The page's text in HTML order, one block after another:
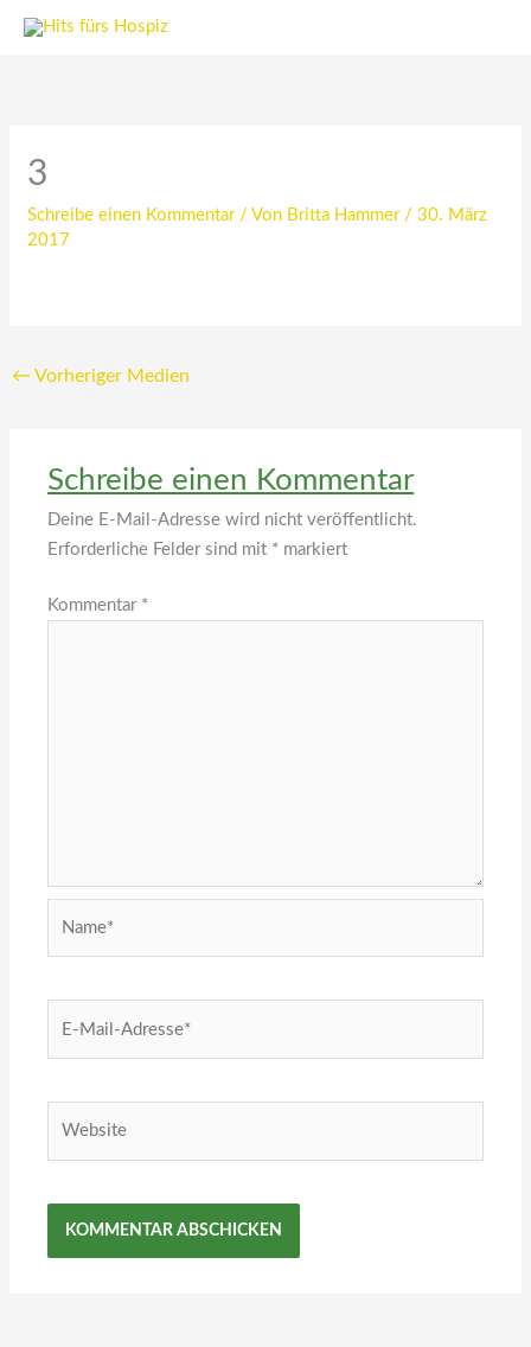
Zum
3
Schreibe einen Kommentar / Von Britta Hammer /30. März
2017
← Vorheriger Medien
Schreibe einen Kommentar
Deine E-Mail-Adresse wird nicht veröffentlicht.
Erforderliche Felder sind mit * markiert
Kommentar *